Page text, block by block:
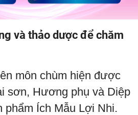
và thảo dược để chăm
môn chùm hiện được
sơn, Hương phụ và Diệp
phẩm Ích Mẫu Lợi Nhi.